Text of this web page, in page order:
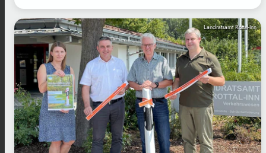
Landratsamt Rottal-Inn